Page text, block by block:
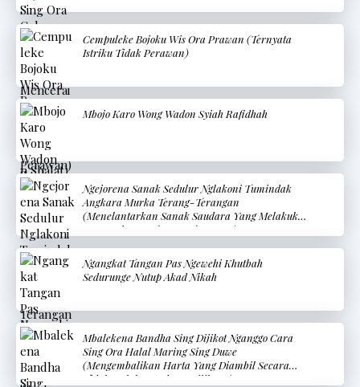
Cempuleke Bojoku Wis Ora Prawan (Ternyata
Istriku Tidak Perawan)
Mbojo Karo Wong Wadon Syiah Rafidhah
Ngejorena Sanak Sedulur Nglakoni Tumindak
Angkara Murka Terang-Terangan
(Menelantarkan Sanak Saudara Yang Melakukan
Kemungkaran Terang-Terangan)
Ngangkat Tangan Pas Ngewehi Khutbah
Sedurunge Nutup Akad Nikah
Mbalekena Bandha Sing Dijikot Nganggo Cara
Sing Ora Halal Maring Sing Duwe
(Mengembalikan Harta Yang Diambil Secara
Tidak Halal Kepada Pemiliknya)